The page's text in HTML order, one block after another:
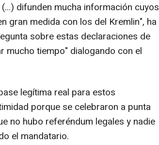
difunden mucha información cuyos
gran medida con los del Kremlin", ha
sobre estas declaraciones de
mucho tiempo" dialogando con el
legítima real para estos
porque se celebraron a punta
no hubo referéndum legales y nadie
el mandatario.